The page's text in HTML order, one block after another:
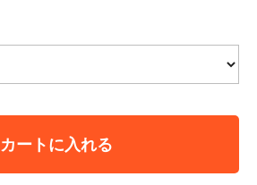
カートに入れる